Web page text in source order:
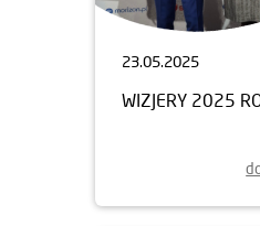
23.05.2025
WIZJERY 2025